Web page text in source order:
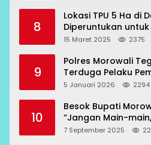
8
Lokasi TPU 5 Ha di
Diperuntukan
15 Maret 2025 2375
9
Polres Morowali
Terduga Pelaku
RCP Sesuai Prosedur
5 Januari 2026 2294
10
Besok Bupati
“Jangan Main-
7 September 2025